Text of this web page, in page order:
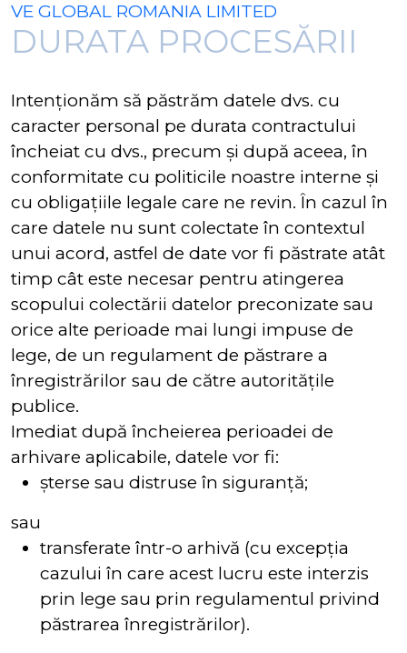
VE GLOBAL ROMANIA LIMITED
DURATA PROCESĂRII
Intenționăm să păstrăm datele dvs. cu
caracter personal pe durata contractului
încheiat cu dvs., precum și după aceea, în
conformitate cu politicile noastre interne și
cu obligațiile legale care ne revin. În cazul în
care datele nu sunt colectate în contextul
unui acord, astfel de date vor fi păstrate atât
timp cât este necesar pentru atingerea
scopului colectării datelor preconizate sau
orice alte perioade mai lungi impuse de
lege, de un regulament de păstrare a
înregistrărilor sau de către autoritățile
publice.
Imediat după încheierea perioadei de
arhivare aplicabile, datele vor fi:
șterse sau distruse în siguranță;
sau
transferate într-o arhivă (cu excepția
cazului în care acest lucru este interzis
prin lege sau prin regulamentul privind
păstrarea înregistrărilor).